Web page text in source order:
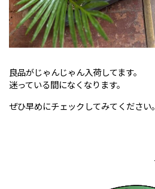
良品がじゃんじゃん入荷してます。
迷っている間になくなります。
ぜひ早めにチェックしてみてください。